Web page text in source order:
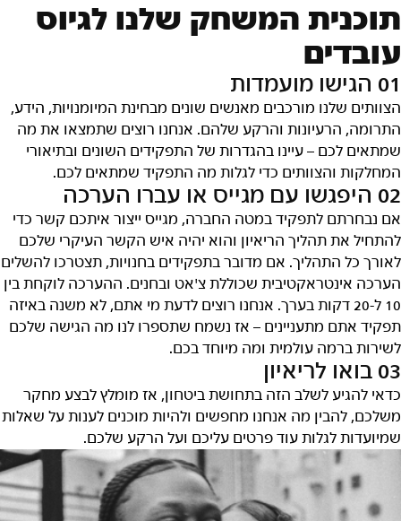
תוכנית המשחק שלנו לגיוס
עובדים
01 הגישו מועמדות
הצוותים שלנו מורכבים מאנשים שונים מבחינת המיומנויות, הידע,
התרומה, הרעיונות והרקע שלהם. אנחנו רוצים שתמצאו את מה
שמתאים לכם – עיינו בהגדרות של התפקידים השונים ובתיאורי
המחלקות והצוותים כדי לגלות מה התפקיד שמתאים לכם.
02 היפגשו עם מגייס או עברו הערכה
אם נבחרתם לתפקיד במטה החברה, מגייס ייצור איתכם קשר כדי
להתחיל את תהליך הריאיון והוא יהיה איש הקשר העיקרי שלכם
לאורך כל התהליך. אם מדובר בתפקידים בחנויות, תצטרכו להשלים
הערכה אינטראקטיבית שכוללת צ'אט ובחנים. ההערכה לוקחת בין
10 ל-20 דקות בערך. אנחנו רוצים לדעת מי אתם, לא משנה באיזה
תפקיד אתם מתעניינים – אז נשמח שתספרו לנו מה הגישה שלכם
לשירות ברמה עולמית ומה מיוחד בכם.
03 בואו לריאיון
כדאי להגיע לשלב הזה בתחושת ביטחון, אז מומלץ לבצע מחקר
משלכם, להבין מה אנחנו מחפשים ולהיות מוכנים לענות על שאלות
שמיועדות לגלות עוד פרטים עליכם ועל הרקע שלכם.